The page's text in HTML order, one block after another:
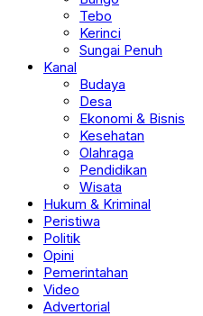
Tebo
Kerinci
Sungai Penuh
Kanal
Budaya
Desa
Ekonomi & Bisnis
Kesehatan
Olahraga
Pendidikan
Wisata
Hukum & Kriminal
Peristiwa
Politik
Opini
Pemerintahan
Video
Advertorial